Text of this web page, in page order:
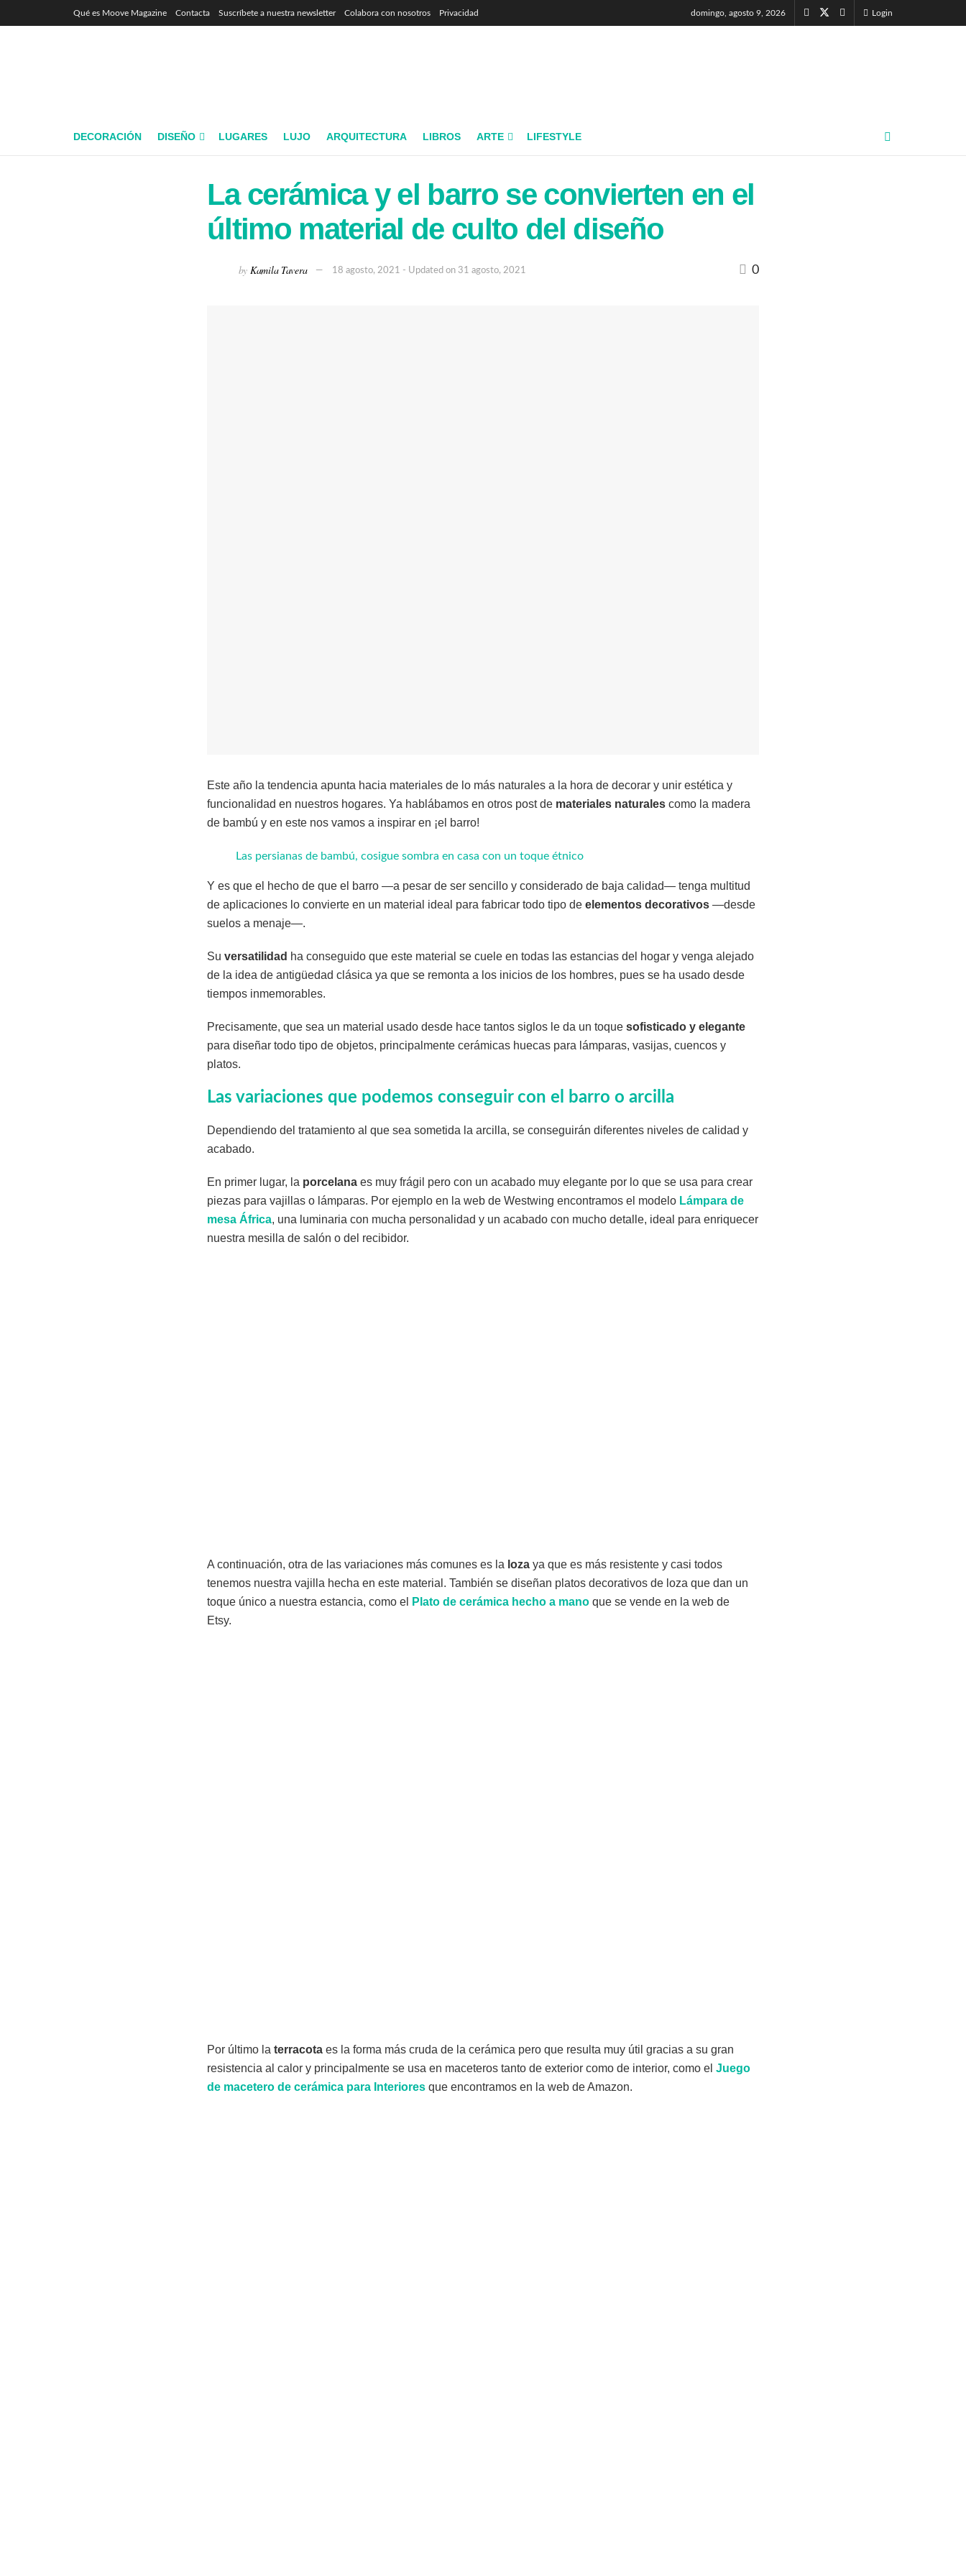
Qué es Moove Magazine Contacta Suscríbete a nuestra newsletter Colabora con nosotros Privacidad domingo, agosto 9, 2026 Login
DECORACIÓN DISEÑO LUGARES LUJO ARQUITECTURA LIBROS ARTE LIFESTYLE
La cerámica y el barro se convierten en el
último material de culto del diseño
by Kamila Tavera 18 agosto, 2021 - Updated on 31 agosto, 2021 0
Este año la tendencia apunta hacia materiales de lo más naturales a la hora de decorar y unir estética y
funcionalidad en nuestros hogares. Ya hablábamos en otros post de materiales naturales como la madera
de bambú y en este nos vamos a inspirar en ¡el barro!
Las persianas de bambú, cosigue sombra en casa con un toque étnico
Y es que el hecho de que el barro —a pesar de ser sencillo y considerado de baja calidad— tenga multitud
de aplicaciones lo convierte en un material ideal para fabricar todo tipo de elementos decorativos —desde
suelos a menaje—.
Su versatilidad ha conseguido que este material se cuele en todas las estancias del hogar y venga alejado
de la idea de antigüedad clásica ya que se remonta a los inicios de los hombres, pues se ha usado desde
tiempos inmemorables.
Precisamente, que sea un material usado desde hace tantos siglos le da un toque sofisticado y elegante
para diseñar todo tipo de objetos, principalmente cerámicas huecas para lámparas, vasijas, cuencos y
platos.
Las variaciones que podemos conseguir con el barro o arcilla
Dependiendo del tratamiento al que sea sometida la arcilla, se conseguirán diferentes niveles de calidad y
acabado.
En primer lugar, la porcelana es muy frágil pero con un acabado muy elegante por lo que se usa para crear
piezas para vajillas o lámparas. Por ejemplo en la web de Westwing encontramos el modelo Lámpara de
mesa África, una luminaria con mucha personalidad y un acabado con mucho detalle, ideal para enriquecer
nuestra mesilla de salón o del recibidor.
A continuación, otra de las variaciones más comunes es la loza ya que es más resistente y casi todos
tenemos nuestra vajilla hecha en este material. También se diseñan platos decorativos de loza que dan un
toque único a nuestra estancia, como el
Plato de cerámica hecho a mano que se vende en la web de
Etsy.
Por último la terracota es la forma más cruda de la cerámica pero que resulta muy útil gracias a su gran
resistencia al calor y principalmente se usa en maceteros tanto de exterior como de interior, como el Juego
de macetero de cerámica para Interiores que encontramos en la web de Amazon.